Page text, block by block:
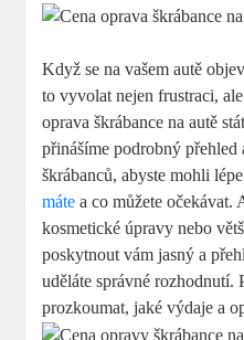
Když se na vašem autě
to vyvolat nejen frustraci,
oprava škrábance na autě
přinášíme podrobný přehled
škrábanců, abyste mohli
máte a co můžete očekávat.
kosmetické úpravy nebo
poskytnout vám jasný a
uděláte správné rozhodnutí.
prozkoumat, jaké výdaje a